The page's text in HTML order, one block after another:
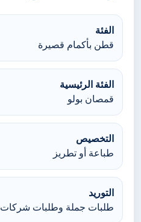
الفئة
قطن بأكمام قصيرة
الفئة الرئيسية
قمصان بولو
التخصيص
طباعة أو تطريز
التوريد
طلبات جملة وطلبات شركات